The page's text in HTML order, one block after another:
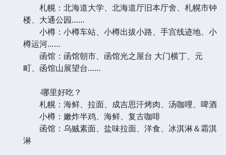
札幌：北海道大学、北海道厅旧本厅舍、札幌市钟
楼、大通公园……
小樽：小樽车站、小樽出拔小路、手宫线迹地、小
樽运河……
函馆：函馆朝市、函馆光之屋台 大门横丁、元
町、函馆山展望台……
‧哪里好吃？
札幌：海鲜、拉面、成吉思汗烤肉、汤咖哩、啤酒
小樽：嫩炸半鸡、海鲜、复古咖啡
函馆：乌贼素面、盐味拉面、洋食、冰淇淋＆霜淇
淋